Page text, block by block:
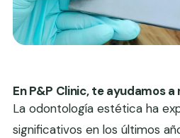
En P&P Clinic, te ayudamos
La odontología estética ha
significativos en los últimos